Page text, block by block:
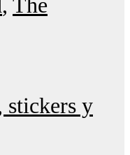
stickers y